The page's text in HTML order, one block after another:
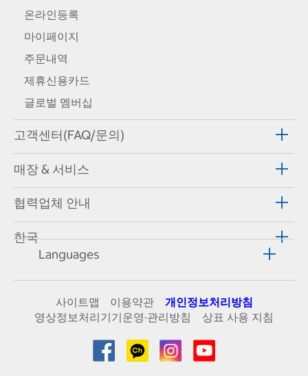
온라인등록
마이페이지
주문내역
제휴신용카드
글로벌 멤버십
고객센터(FAQ/문의)
매장 & 서비스
협력업체 안내
한국
Languages
사이트맵 이용약관
개인정보처리방침
영상정보처리기기운영·관리방침
상표 사용 지침